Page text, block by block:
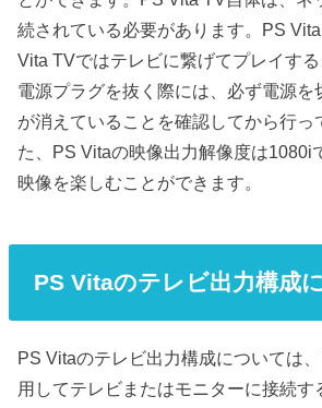
続されている必要があります。PS
Vita TVではテレビに繋げてプレイする
電源プラグを抜く際には、必ず電源を
が消えていることを確認してから行っ
た、PS Vitaの映像出力解像度は1080i
映像を楽しむことができます。
PS Vitaのテレビ出力構成
PS Vitaのテレビ出力構成については
用してテレビまたはモニターに接続す